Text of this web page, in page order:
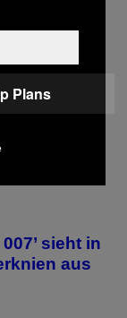
auf dem
das man
sieht in
aus
Plans